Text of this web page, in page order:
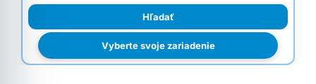
Vyberte svoje zariadenie